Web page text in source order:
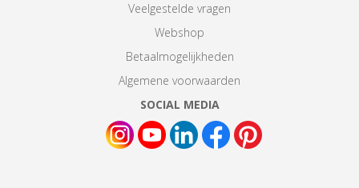
Veelgestelde vragen
Webshop
Betaalmogelijkheden
Algemene voorwaarden
SOCIAL MEDIA